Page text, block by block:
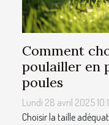
Comment
poulailler en
poules
Lundi 28 avril 2025
Choisir la taille